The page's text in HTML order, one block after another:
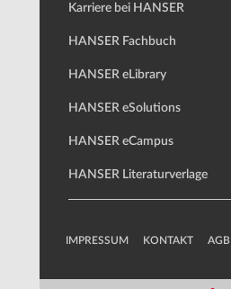
Karriere bei HANSER
HANSER Fachbuch
HANSER eLibrary
HANSER eSolutions
HANSER eCampus
HANSER Literaturverlage
IMPRESSUM KONTAKT AGB